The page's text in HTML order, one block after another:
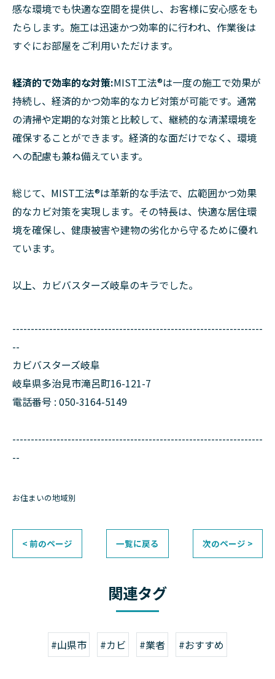
感な環境でも快適な空間を提供し、お客様に安心感をも
たらします。施工は迅速かつ効率的に行われ、作業後は
すぐにお部屋をご利用いただけます。
経済的で効率的な対策:MIST工法®は一度の施工で効果が
持続し、経済的かつ効率的なカビ対策が可能です。通常
の清掃や定期的な対策と比較して、継続的な清潔環境を
確保することができます。経済的な面だけでなく、環境
への配慮も兼ね備えています。
総じて、MIST工法®は革新的な手法で、広範囲かつ効果
的なカビ対策を実現します。その特長は、快適な居住環
境を確保し、健康被害や建物の劣化から守るために優れ
ています。
以上、カビバスターズ岐阜のキラでした。
--------------------------------------------------------------------
--
カビバスターズ岐阜
岐阜県多治見市滝呂町16-121-7
電話番号 : 050-3164-5149
--------------------------------------------------------------------
--
お住まいの地域別
< 前のページ 一覧に戻る 次のページ >
関連タグ
#山県市 #カビ #業者 #おすすめ